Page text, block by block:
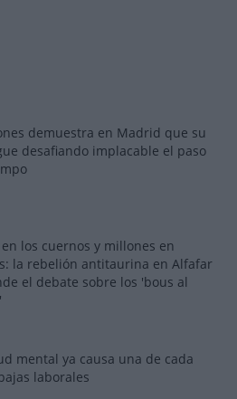
demuestra en Madrid que su
desafiando implacable el paso
en los cuernos y millones en
la rebelión antitaurina en Alfafar
el debate sobre los 'bous al
mental ya causa una de cada
laborales